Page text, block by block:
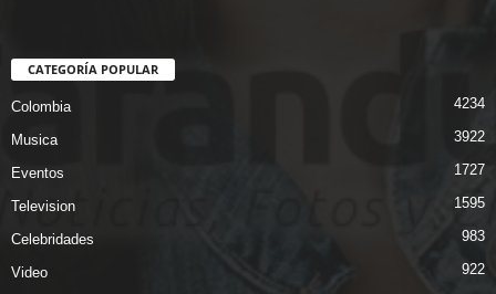
CATEGORÍA POPULAR
Colombia 4234
Musica 3922
Eventos 1727
Television 1595
Celebridades 983
Video 922